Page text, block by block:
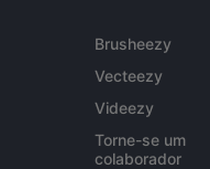
Brusheezy
Vecteezy
Videezy
Torne-se um
colaborador